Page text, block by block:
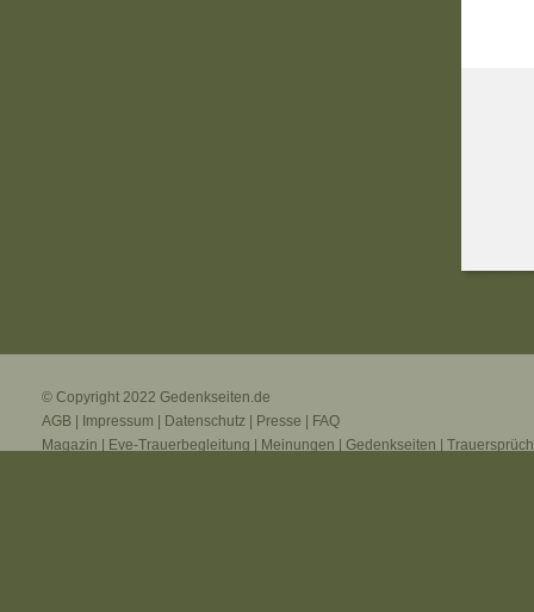
© Copyright 2022 Gedenkseiten.de
AGB
Impressum Datenschutz Presse
FAQ
Magazin
Eve-Trauerbegleitung Meinungen Gedenkseiten